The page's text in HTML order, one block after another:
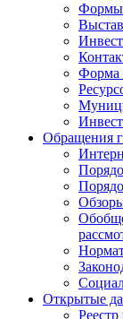
Формы
Форма
Обращения
Открытые